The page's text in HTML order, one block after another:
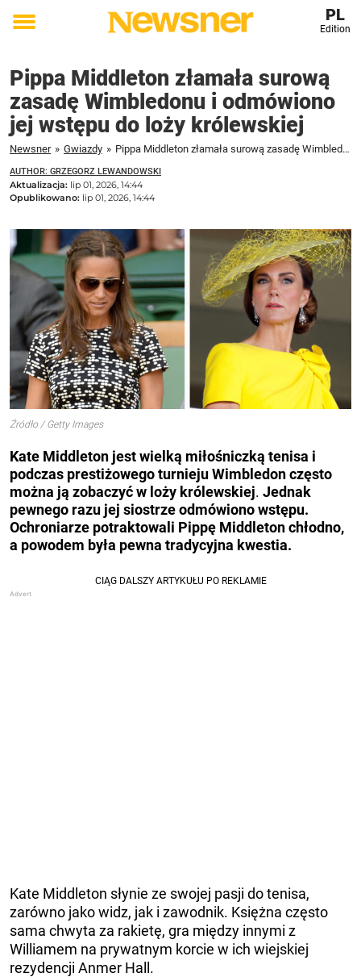
Toggle
PL
Edition
Pippa Middleton złamała surową
zasadę Wimbledonu i odmówiono
jej wstępu do loży królewskiej
Newsner » Gwiazdy » Pippa Middleton złamała surową zasadę Wimbledonu i odmówiono jej wstępu do loży królewskiej
AUTHOR: GRZEGORZ LEWANDOWSKI
Aktualizacja: lip 01, 2026, 14:44
Opublikowano: lip 01, 2026, 14:44
Źródło / Getty Images
Kate Middleton jest wielką miłośniczką tenisa i
podczas prestiżowego turnieju Wimbledon często
można ją zobaczyć w loży królewskiej. Jednak
pewnego razu jej siostrze odmówiono wstępu.
Ochroniarze potraktowali Pippę Middleton chłodno,
a powodem była pewna tradycyjna kwestia.
Kate Middleton słynie ze swojej pasji do tenisa,
zarówno jako widz, jak i zawodnik. Księżna często
sama chwyta za rakietę, gra między innymi z
Williamem na prywatnym korcie w ich wiejskiej
rezydencji Anmer Hall.